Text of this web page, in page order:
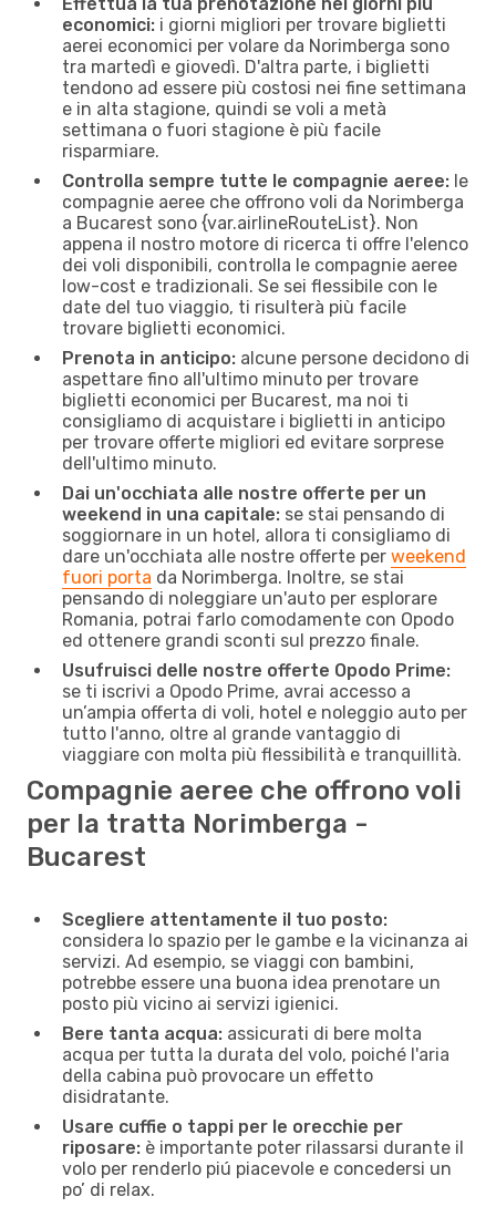
economici: i giorni migliori per trovare biglietti
aerei economici per volare da Norimberga sono
tra martedì e giovedì. D'altra parte, i biglietti
tendono ad essere più costosi nei fine settimana
e in alta stagione, quindi se voli a metà
settimana o fuori stagione è più facile
risparmiare.
Controlla sempre tutte le compagnie aeree: le
compagnie aeree che offrono voli da Norimberga
a Bucarest sono {​var.airlineRouteList}. Non
appena il nostro motore di ricerca ti offre l'elenco
dei voli disponibili, controlla le compagnie aeree
low-cost e tradizionali. Se sei flessibile con le
date del tuo viaggio, ti risulterà più facile
trovare biglietti economici.
Prenota in anticipo: alcune persone decidono di
aspettare fino all'ultimo minuto per trovare
biglietti economici per Bucarest, ma noi ti
consigliamo di acquistare i biglietti in anticipo
per trovare offerte migliori ed evitare sorprese
dell'ultimo minuto.
Dai un'occhiata alle nostre offerte per un
weekend in una capitale: se stai pensando di
soggiornare in un hotel, allora ti consigliamo di
dare un'occhiata alle nostre offerte per weekend
fuori porta da Norimberga. Inoltre, se stai
pensando di noleggiare un'auto per esplorare
Romania, potrai farlo comodamente con Opodo
ed ottenere grandi sconti sul prezzo finale.
Usufruisci delle nostre offerte Opodo Prime:
se ti iscrivi a Opodo Prime, avrai accesso a
un’ampia offerta di voli, hotel e noleggio auto per
tutto l'anno, oltre al grande vantaggio di
viaggiare con molta più flessibilità e tranquillità.
Compagnie aeree che offrono voli
per la tratta Norimberga -
Bucarest
Scegliere attentamente il tuo posto:
considera lo spazio per le gambe e la vicinanza ai
servizi. Ad esempio, se viaggi con bambini,
potrebbe essere una buona idea prenotare un
posto più vicino ai servizi igienici.
Bere tanta acqua: assicurati di bere molta
acqua per tutta la durata del volo, poiché l'aria
della cabina può provocare un effetto
disidratante.
Usare cuffie o tappi per le orecchie per
riposare: è importante poter rilassarsi durante il
volo per renderlo piú piacevole e concedersi un
po’ di relax.